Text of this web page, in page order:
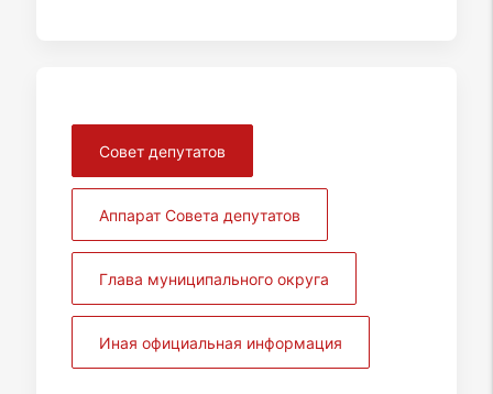
Совет депутатов
Аппарат Совета депутатов
Глава муниципального округа
Иная официальная информация